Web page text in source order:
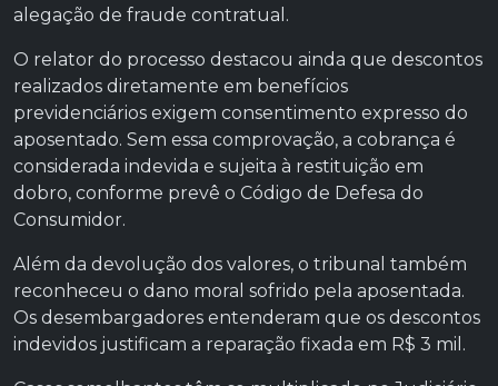
alegação de fraude contratual.
O relator do processo destacou ainda que descontos
realizados diretamente em benefícios
previdenciários exigem consentimento expresso do
aposentado. Sem essa comprovação, a cobrança é
considerada indevida e sujeita à restituição em
dobro, conforme prevê o Código de Defesa do
Consumidor.
Além da devolução dos valores, o tribunal também
reconheceu o dano moral sofrido pela aposentada.
Os desembargadores entenderam que os descontos
indevidos justificam a reparação fixada em R$ 3 mil.